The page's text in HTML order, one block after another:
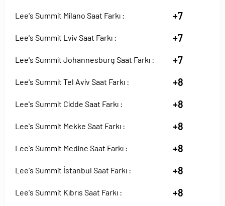
Lee's Summit Milano Saat Farkı : +7
Lee's Summit Lviv Saat Farkı : +7
Lee's Summit Johannesburg Saat Farkı : +7
Lee's Summit Tel Aviv Saat Farkı : +8
Lee's Summit Cidde Saat Farkı : +8
Lee's Summit Mekke Saat Farkı : +8
Lee's Summit Medine Saat Farkı : +8
Lee's Summit İstanbul Saat Farkı : +8
Lee's Summit Kıbrıs Saat Farkı : +8